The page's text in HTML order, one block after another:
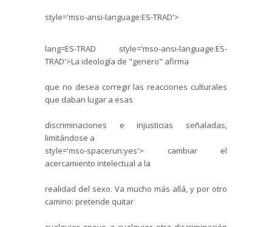
style='mso-ansi-language:ES-TRAD'>
lang=ES-TRAD style='mso-ansi-language:ES-
TRAD'>La ideología de "genero" afirma
que no desea corregir las reacciones culturales
que daban lugar a esas
discriminaciones e injusticias señaladas,
limitándose a
style='mso-spacerun:yes'> cambiar el
acercamiento intelectual a la
realidad del sexo. Va mucho más allá, y por otro
camino: pretende quitar